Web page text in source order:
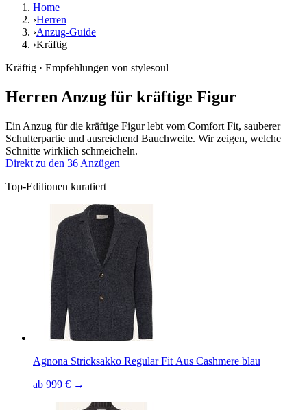
Home
›Herren
›Anzug-Guide
›Kräftig
Kräftig · Empfehlungen von stylesoul
Herren Anzug für kräftige Figur
Ein Anzug für die kräftige Figur lebt vom Comfort Fit, sauberer
Schulterpartie und ausreichend Bauchweite. Wir zeigen, welche
Schnitte wirklich schmeicheln.
Direkt zu den 36 Anzügen
Top-Editionen kuratiert
Agnona Stricksakko Regular Fit Aus Cashmere blau
ab 999 € →